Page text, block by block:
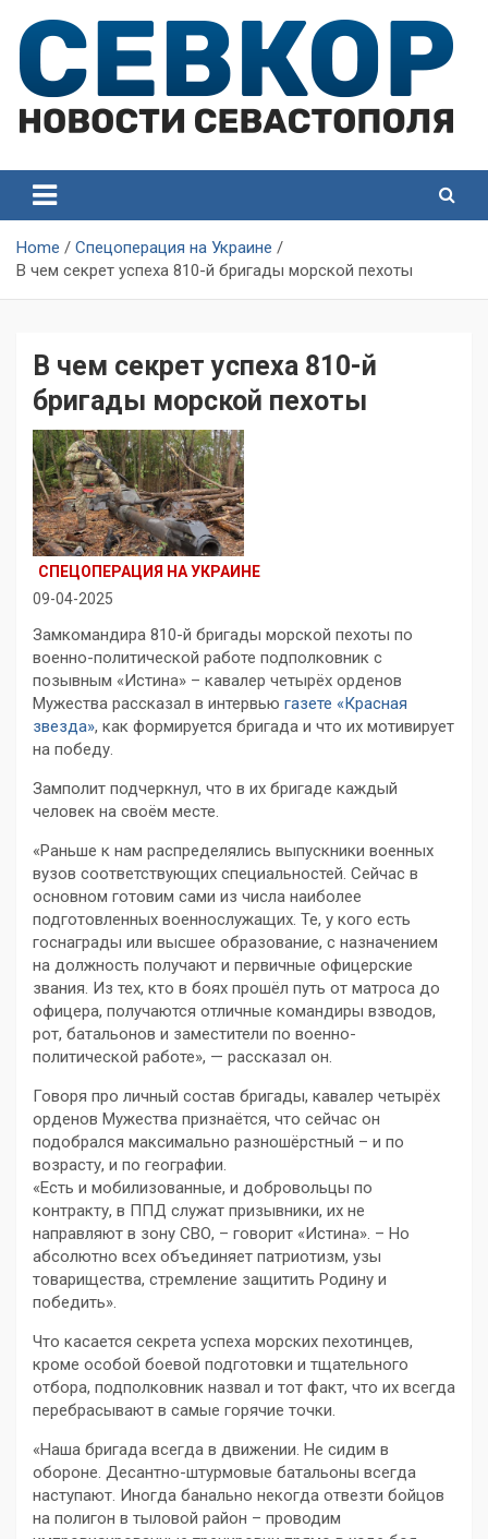
content
Севастополя
Севастополя
Home
Спецоперация на Украине
В чем секрет успеха 810-й бригады морской пехоты
В чем секрет успеха 810-й
бригады морской пехоты
СПЕЦОПЕРАЦИЯ НА УКРАИНЕ
09-04-2025
Замкомандира 810-й бригады морской пехоты по
военно-политической работе подполковник с
позывным «Истина» – кавалер четырёх орденов
Мужества рассказал в интервью газете «Красная
звезда», как формируется бригада и что их мотивирует
на победу.
Замполит подчеркнул, что в их бригаде каждый
человек на своём месте.
«Раньше к нам распределялись выпускники военных
вузов соответствующих специальностей. Сейчас в
основном готовим сами из числа наиболее
подготовленных военнослужащих. Те, у кого есть
госнаграды или высшее образование, с назначением
на должность получают и первичные офицерские
звания. Из тех, кто в боях прошёл путь от матроса до
офицера, получаются отличные командиры взводов,
рот, батальонов и заместители по военно-
политической работе», — рассказал он.
Говоря про личный состав бригады, кавалер четырёх
орденов Мужества признаётся, что сейчас он
подобрался максимально разношёрстный – и по
возрасту, и по географии.
«Есть и мобилизованные, и добровольцы по
контракту, в ППД служат призывники, их не
направляют в зону СВО, – говорит «Истина». – Но
абсолютно всех объединяет патриотизм, узы
товарищества, стремление защитить Родину и
победить».
Что касается секрета успеха морских пехотинцев,
кроме особой боевой подготовки и тщательного
отбора, подполковник назвал и тот факт, что их всегда
перебрасывают в самые горячие точки.
«Наша бригада всегда в движении. Не сидим в
обороне. Десантно-штурмовые батальоны всегда
наступают. Иногда банально некогда отвезти бойцов
на полигон в тыловой район – проводим